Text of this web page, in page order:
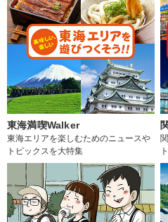
東海満喫Walker
東海エリアを楽しむためのニュースや
トピックスを大特集